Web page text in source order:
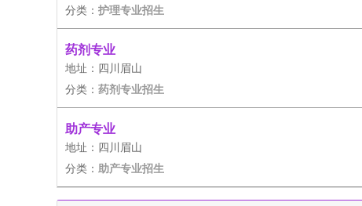
分类： 护理专业招生
药剂专业
地址：四川眉山
分类： 药剂专业招生
助产专业
地址：四川眉山
分类： 助产专业招生